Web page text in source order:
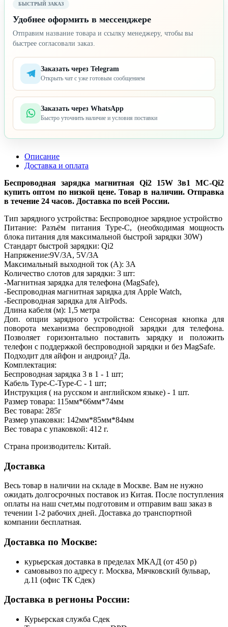
БЫСТРЫЙ ЗАКАЗ
Удобнее оформить в мессенджере
Отправим название товара и ссылку менеджеру, чтобы вы
быстрее согласовали заказ.
Заказать через Telegram
Открыть чат с уже готовым сообщением
Заказать через WhatsApp
Быстро уточнить наличие и условия поставки
Описание
Доставка и оплата
Беспроводная зарядка магнитная Qi2 15W 3в1 MC-Qi2
купить оптом по низкой цене. Товар в наличии. Отправка
в течение 24 часов. Доставка по всей России.
Тип зарядного устройства: Беспроводное зарядное устройство
Питание: Разъём питания Type-C, (необходимая мощность
блока питания для максимальной быстрой зарядки 30W)
Стандарт быстрой зарядки: Qi2
Напряжение:9V/3A, 5V/3A
Максимальный выходной ток (А): 3A
Количество слотов для зарядки: 3 шт:
-Магнитная зарядка для телефона (MagSafe),
-Беспроводная магнитная зарядка для Apple Watch,
-Беспроводная зарядка для AirPods.
Длина кабеля (м): 1,5 метра
Доп. опции зарядного устройства: Сенсорная кнопка для
поворота механизма беспроводной зарядки для телефона.
Позволяет горизонтально поставить зарядку и положить
телефон с поддержкой беспроводной зарядки и без MagSafe.
Подходит для айфон и андроид? Да.
Комплектация:
Беспроводная зарядка 3 в 1 - 1 шт;
Кабель Type-C-Type-C - 1 шт;
Инструкция ( на русском и английском языке) - 1 шт.
Размер товара: 115мм*66мм*74мм
Вес товара: 285г
Размер упаковки: 142мм*85мм*84мм
Вес товара с упаковкой: 412 г.
Страна производитель: Китай.
Доставка
Весь товар в наличии на складе в Москве. Вам не нужно
ожидать долгосрочных поставок из Китая. После поступления
оплаты на наш счет,мы подготовим и отправим ваш заказ в
течении 1-2 рабочих дней. Доставка до транспортной
компании бесплатная.
Доставка по Москве:
курьерская доставка в пределах МКАД (от 450 р)
самовывоз по адресу г. Москва, Мячковский бульвар,
д.11 (офис ТК Сдек)
Доставка в регионы России:
Курьерская служба Сдек